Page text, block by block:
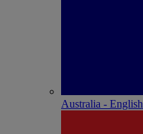
Australia - English